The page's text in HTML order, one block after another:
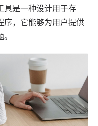
具是一种设计用于存
序，它能够为用户提供